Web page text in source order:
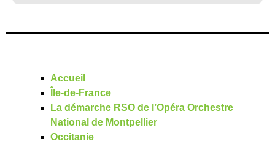
Accueil
Île-de-France
La démarche RSO de l’Opéra Orchestre
National de Montpellier
Occitanie